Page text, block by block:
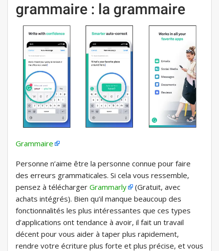
grammaire : la grammaire
Grammaire
Personne n’aime être la personne connue pour faire
des erreurs grammaticales. Si cela vous ressemble,
pensez à télécharger Grammarly
(Gratuit, avec
achats intégrés). Bien qu’il manque beaucoup des
fonctionnalités les plus intéressantes que ces types
d’applications ont tendance à avoir, il fait un travail
décent pour vous aider à taper plus rapidement,
rendre votre écriture plus forte et plus précise, et vous